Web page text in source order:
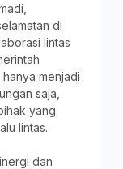
di
lintas
menjadi
saja,
yang
lintas.
dan